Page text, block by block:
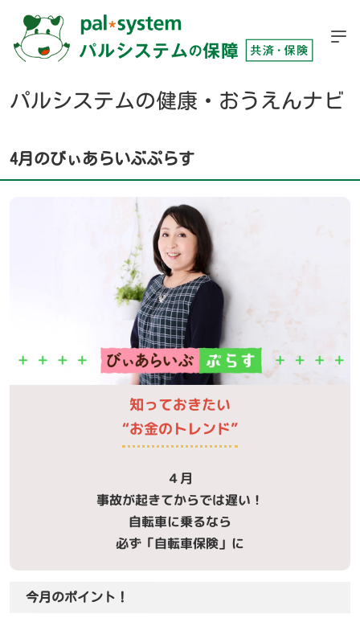
パルシステムの健康・おうえんナビ
4月のびぃあらいぶぷらす
知っておきたい
“お金のトレンド”
４月
事故が起きてからでは遅い！
自転車に乗るなら
必ず「自転車保険」に
今月のポイント！